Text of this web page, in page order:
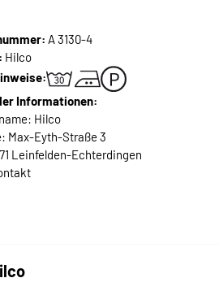
A 3130-4
Hilco
Informationen:
Hilco
Max-Eyth-Straße 3
Leinfelden-Echterdingen